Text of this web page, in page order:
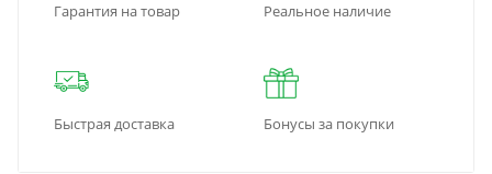
Гарантия на товар Реальное наличие
Быстрая доставка Бонусы за покупки